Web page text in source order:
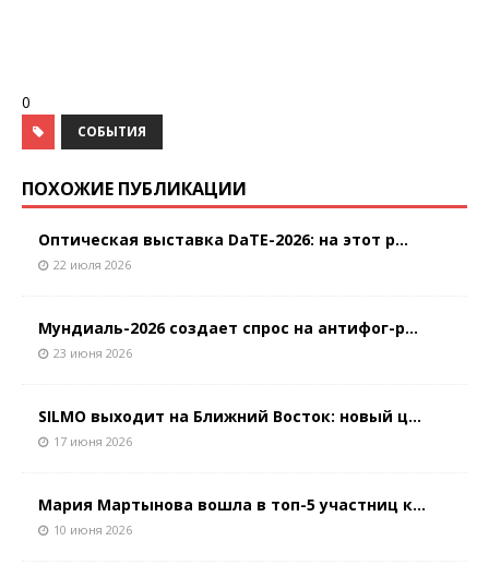
0
СОБЫТИЯ
ПОХОЖИЕ ПУБЛИКАЦИИ
Оптическая выставка DaTE-2026: на этот р...
22 июля 2026
Мундиаль-2026 создает спрос на антифог-р...
23 июня 2026
SILMO выходит на Ближний Восток: новый ц...
17 июня 2026
Мария Мартынова вошла в топ-5 участниц к...
10 июня 2026